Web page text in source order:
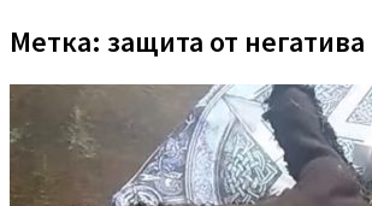
Метка: защита от негатива